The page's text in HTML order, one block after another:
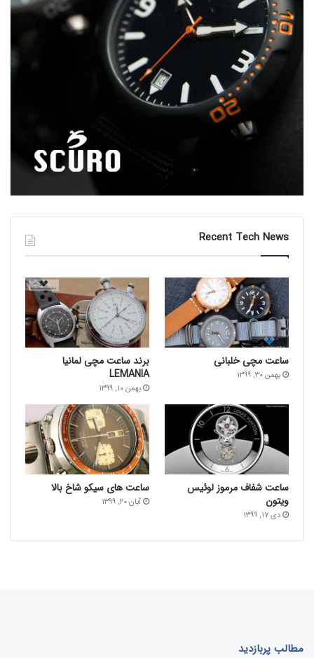
Recent Tech News
ساعت‌ مچی خلبانی
بهمن ۳۰, ۱۳۹۹
برند ساعت مچی لمانیا
LEMANIA
بهمن ۱۰, ۱۳۹۹
ساعت شفاف مرموز لوئیس
ویتون
دی ۱۷, ۱۳۹۹
ساعت های سیکو شاخ بالا
آبان ۲۰, ۱۳۹۹
مطالب پربازدید